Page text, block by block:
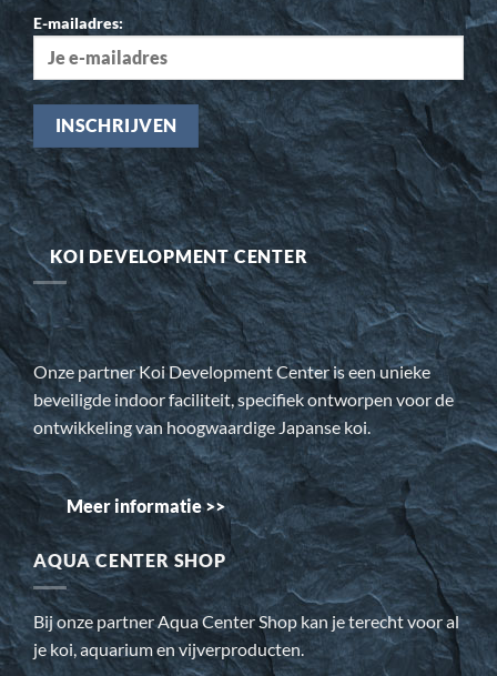
E-mailadres:
KOI DEVELOPMENT CENTER
Onze partner Koi Development Center is een unieke
beveiligde indoor faciliteit, specifiek ontworpen voor de
ontwikkeling van hoogwaardige Japanse koi.
Meer informatie >>
AQUA CENTER SHOP
Bij onze partner Aqua Center Shop kan je terecht voor al
je koi, aquarium en vijverproducten.